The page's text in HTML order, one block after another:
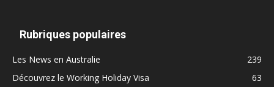
Rubriques populaires
Les News en Australie
239
Découvrez le Working Holiday Visa
63